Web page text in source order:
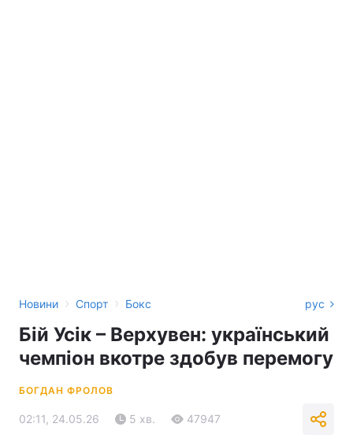
Новини › Спорт › Бокс рус
Бій Усік – Верхувен: український
чемпіон вкотре здобув перемогу
БОГДАН ФРОЛОВ
02:11, 24.05.26 5 хв. 47947